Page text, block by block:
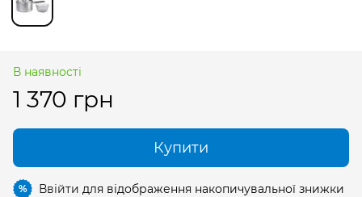
В наявності
1 370 грн
Купити
% Ввійти для відображення накопичувальної знижки